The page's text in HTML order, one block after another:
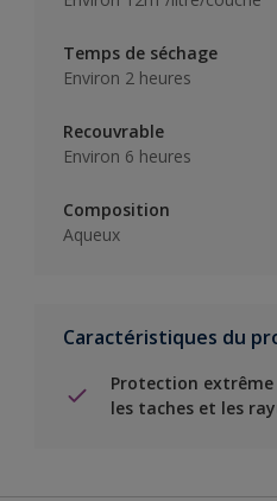
Temps de séchage
Environ 2 heures
Recouvrable
Environ 6 heures
Composition
Aqueux
Caractéristiques du
Protection
les taches et les